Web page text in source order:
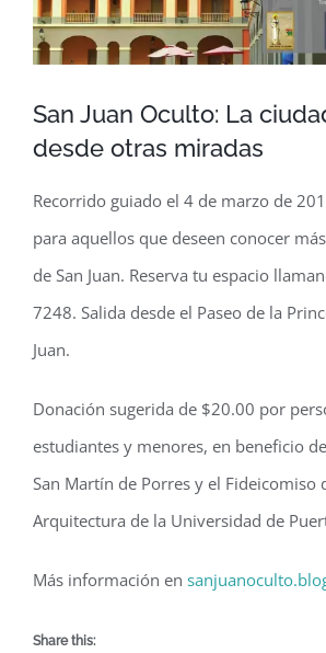
San Juan Oculto: La
desde otras miradas
Recorrido guiado el 4 de marzo de
para aquellos que deseen conocer
de San Juan. Reserva tu espacio
7248. Salida desde el Paseo de la
Juan.
Donación sugerida de $20.00 por
estudiantes y menores, en beneficio
San Martín de Porres y el Fideicomiso
Arquitectura de la Universidad de
Más información en
Share this: